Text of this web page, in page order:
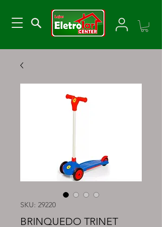
SKU: 29220
BRINQUEDO TRINET